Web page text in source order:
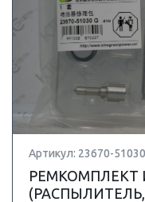
Артикул: 23670-
РЕМКОМПЛЕКТ